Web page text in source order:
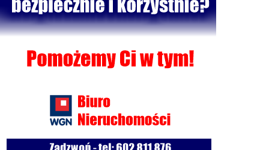
Bezpłatna mammografia w Cycowie
19 Cze
Walne Zgromadzenie w SM "Batory" już 19 czerwca w Łęcznej